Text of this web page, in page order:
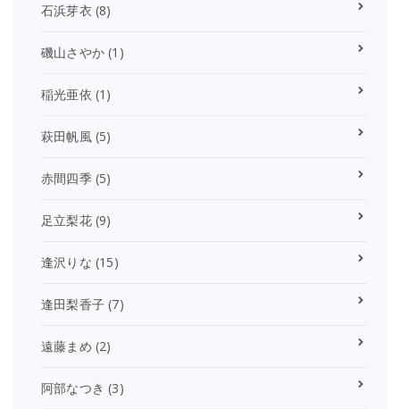
石浜芽衣 (8)
磯山さやか (1)
稲光亜依 (1)
萩田帆風(5)
赤間四季(5)
足立梨花(9)
逢沢りな (15)
逢田梨香子 (7)
遠藤まめ (2)
阿部なつき (3)